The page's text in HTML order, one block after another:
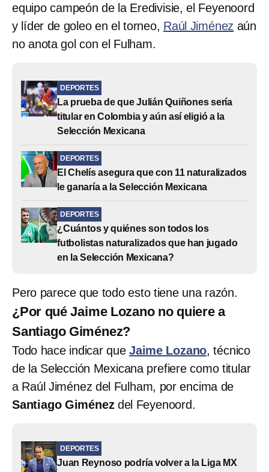
equipo campeón de la Eredivisie, el Feyenoord
y líder de goleo en el torneo, Raúl Jiménez aún
no anota gol con el Fulham.
DEPORTES
La prueba de que Julián Quiñones sería
titular en Colombia y aún así eligió a la
Selección Mexicana
DEPORTES
El Chelís asegura que con 11 naturalizados
le ganaría a la Selección Mexicana
DEPORTES
¿Cuántos y quiénes son todos los
futbolistas naturalizados que han jugado
en la Selección Mexicana?
Pero parece que todo esto tiene una razón.
¿Por qué Jaime Lozano no quiere a
Santiago Giménez?
Todo hace indicar que Jaime Lozano, técnico
de la Selección Mexicana prefiere como titular
a Raúl Jiménez del Fulham, por encima de
Santiago Giménezdel Feyenoord.
DEPORTES
Juan Reynoso podría volver a la Liga MX